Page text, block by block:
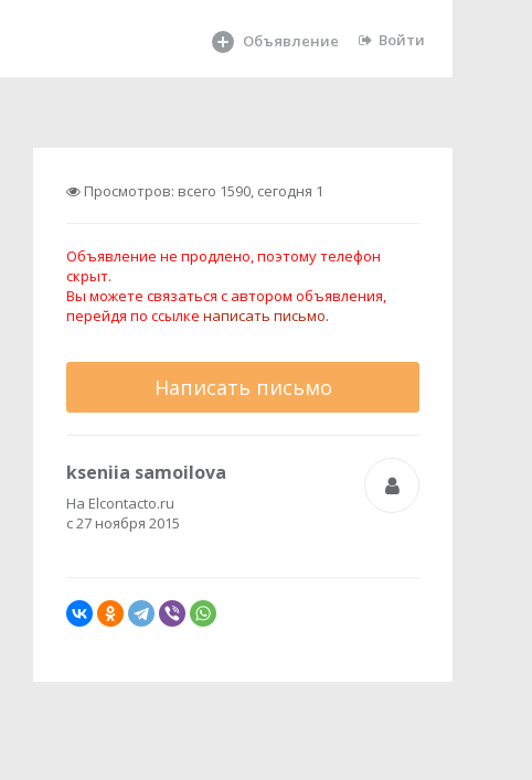
Объявление Войти
Просмотров: всего 1590, сегодня 1
Объявление не продлено, поэтому телефон
скрыт.
Вы можете связаться с автором объявления,
перейдя по ссылке написать письмо.
Написать письмо
kseniia samoilova
На Elcontacto.ru
с 27 ноября 2015